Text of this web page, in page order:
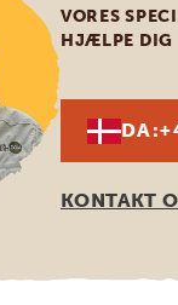
VORES
HJÆLPE DIG
DA:
KONTAKT